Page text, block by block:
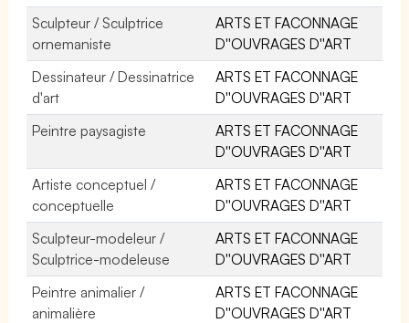
Sculpteur / Sculptrice
ornemaniste
ARTS ET FACONNAGE
D''OUVRAGES D''ART
Dessinateur / Dessinatrice
d'art
ARTS ET FACONNAGE
D''OUVRAGES D''ART
Peintre paysagiste
ARTS ET FACONNAGE
D''OUVRAGES D''ART
Artiste conceptuel /
conceptuelle
ARTS ET FACONNAGE
D''OUVRAGES D''ART
Sculpteur-modeleur /
Sculptrice-modeleuse
ARTS ET FACONNAGE
D''OUVRAGES D''ART
Peintre animalier /
animalière
ARTS ET FACONNAGE
D''OUVRAGES D''ART